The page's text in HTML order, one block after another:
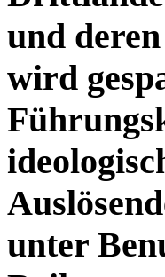
und
wird
unter